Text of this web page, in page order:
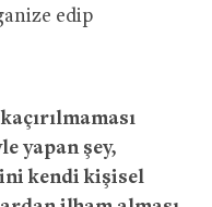
edip
yapan şey,
kendi kişisel